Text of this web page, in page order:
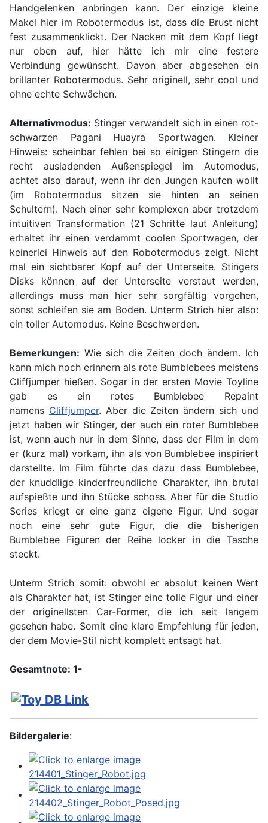
Handgelenken anbringen kann. Der einzige kleine
Makel hier im Robotermodus ist, dass die Brust nicht
fest zusammenklickt. Der Nacken mit dem Kopf liegt
nur oben auf, hier hätte ich mir eine festere
Verbindung gewünscht. Davon aber abgesehen ein
brillanter Robotermodus. Sehr originell, sehr cool und
ohne echte Schwächen.
Alternativmodus: Stinger verwandelt sich in einen rot-
schwarzen Pagani Huayra Sportwagen. Kleiner
Hinweis: scheinbar fehlen bei so einigen Stingern die
recht ausladenden Außenspiegel im Automodus,
achtet also darauf, wenn ihr den Jungen kaufen wollt
(im Robotermodus sitzen sie hinten an seinen
Schultern). Nach einer sehr komplexen aber trotzdem
intuitiven Transformation (21 Schritte laut Anleitung)
erhaltet ihr einen verdammt coolen Sportwagen, der
keinerlei Hinweis auf den Robotermodus zeigt. Nicht
mal ein sichtbarer Kopf auf der Unterseite. Stingers
Disks können auf der Unterseite verstaut werden,
allerdings muss man hier sehr sorgfältig vorgehen,
sonst schleifen sie am Boden. Unterm Strich hier also:
ein toller Automodus. Keine Beschwerden.
Bemerkungen: Wie sich die Zeiten doch ändern. Ich
kann mich noch erinnern als rote Bumblebees meistens
Cliffjumper hießen. Sogar in der ersten Movie Toyline
gab es ein rotes Bumblebee Repaint
namens Cliffjumper. Aber die Zeiten ändern sich und
jetzt haben wir Stinger, der auch ein roter Bumblebee
ist, wenn auch nur in dem Sinne, dass der Film in dem
er (kurz mal) vorkam, ihn als von Bumblebee inspiriert
darstellte. Im Film führte das dazu dass Bumblebee,
der knuddlige kinderfreundliche Charakter, ihn brutal
aufspießte und ihn Stücke schoss. Aber für die Studio
Series kriegt er eine ganz eigene Figur. Und sogar
noch eine sehr gute Figur, die die bisherigen
Bumblebee Figuren der Reihe locker in die Tasche
steckt.
Unterm Strich somit: obwohl er absolut keinen Wert
als Charakter hat, ist Stinger eine tolle Figur und einer
der originellsten Car-Former, die ich seit langem
gesehen habe. Somit eine klare Empfehlung für jeden,
der dem Movie-Stil nicht komplett entsagt hat.
Gesamtnote: 1-
Bildergalerie: